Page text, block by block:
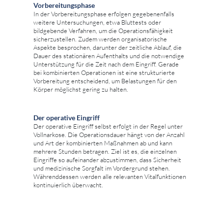
Vorbereitungsphase
In der Vorbereitungsphase erfolgen gegebenenfalls
weitere Untersuchungen, etwa Bluttests oder
bildgebende Verfahren, um die Operationsfähigkeit
sicherzustellen. Zudem werden organisatorische
Aspekte besprochen, darunter der zeitliche Ablauf, die
Dauer des stationären Aufenthalts und die notwendige
Unterstützung für die Zeit nach dem Eingriff. Gerade
bei kombinierten Operationen ist eine strukturierte
Vorbereitung entscheidend, um Belastungen für den
Körper möglichst gering zu halten.
Der operative Eingriff
Der operative Eingriff selbst erfolgt in der Regel unter
Vollnarkose. Die Operationsdauer hängt von der Anzahl
und Art der kombinierten Maßnahmen ab und kann
mehrere Stunden betragen. Ziel ist es, die einzelnen
Eingriffe so aufeinander abzustimmen, dass Sicherheit
und medizinische Sorgfalt im Vordergrund stehen.
Währenddessen werden alle relevanten Vitalfunktionen
kontinuierlich überwacht.